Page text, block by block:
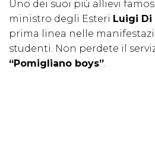
Uno dei suoi più allievi
ministro degli Esteri Luigi Di
prima linea nelle
studenti. Non perdete il
“Pomigliano boys”.